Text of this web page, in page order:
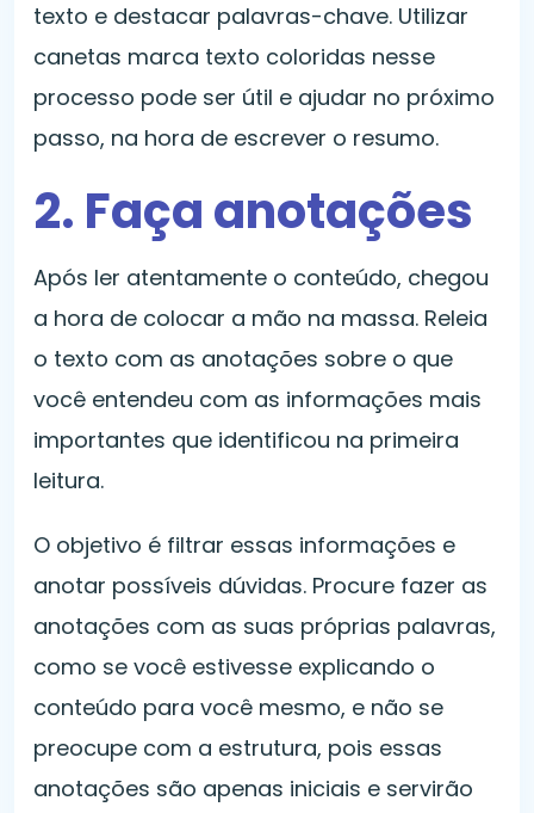
texto e destacar palavras-chave. Utilizar
canetas marca texto coloridas nesse
processo pode ser útil e ajudar no próximo
passo, na hora de escrever o resumo.
2. Faça anotações
Após ler atentamente o conteúdo, chegou
a hora de colocar a mão na massa. Releia
o texto com as anotações sobre o que
você entendeu com as informações mais
importantes que identificou na primeira
leitura.
O objetivo é filtrar essas informações e
anotar possíveis dúvidas. Procure fazer as
anotações com as suas próprias palavras,
como se você estivesse explicando o
conteúdo para você mesmo, e não se
preocupe com a estrutura, pois essas
anotações são apenas iniciais e servirão